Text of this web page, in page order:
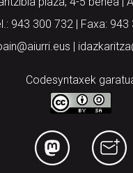
943 300 732 | Faxa: 943
|
Codesyntaxek